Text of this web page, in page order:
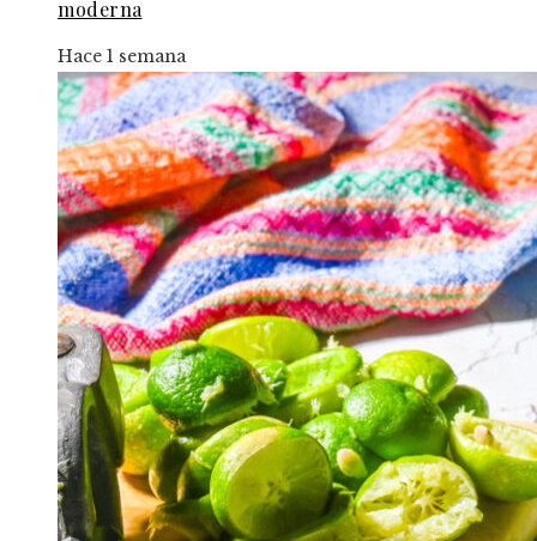
moderna
Hace 1 semana